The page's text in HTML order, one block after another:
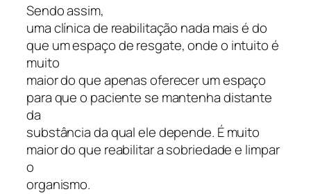
Sendo assim,
uma clínica de reabilitação nada mais é do
que um espaço de resgate, onde o intuito é
muito
maior do que apenas oferecer um espaço
para que o paciente se mantenha distante
da
substância da qual ele depende. É muito
maior do que reabilitar a sobriedade e limpar
o
organismo.